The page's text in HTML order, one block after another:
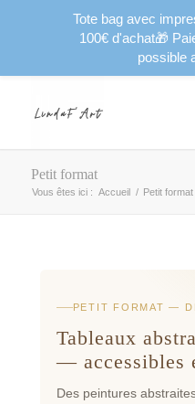
Petit format
Vous êtes ici : Accueil / Petit format
PETIT FORMAT —
Tableaux
— accessibles
Des peintures
Tote bag avec
100€ d'achat🎁
possible